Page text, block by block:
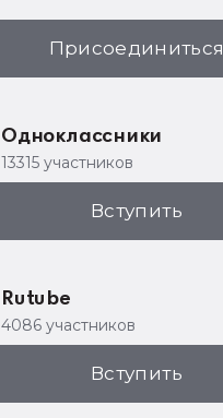
Присоединиться
Одноклассники
13315 участников
Вступить
Rutube
4086 участников
Вступить